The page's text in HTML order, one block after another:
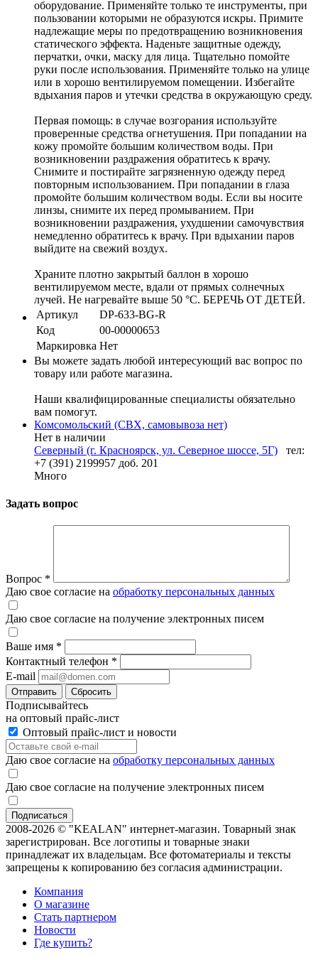
оборудование. Применяйте только те инструменты, при
пользовании которыми не образуются искры. Примите
надлежащие меры по предотвращению возникновения
статического эффекта. Наденьте защитные одежду,
перчатки, очки, маску для лица. Тщательно помойте
руки после использования. Применяйте только на улице
или в хорошо вентилируемом помещении. Избегайте
вдыхания паров и утечки средства в окружающую среду.
Первая помощь: в случае возгорания используйте
проверенные средства огнетушения. При попадании на
кожу промойте большим количеством воды. При
возникновении раздражения обратитесь к врачу.
Снимите и постирайте загрязненную одежду перед
повторным использованием. При попадании в глаза
промойте большим количеством воды. Если вы носите
линзы, снимите их перед промыванием. При
возникновении раздражения, ухудшении самочувствия
немедленно обратитесь к врачу. При вдыхании паров
выйдите на свежий воздух.
Храните плотно закрытый баллон в хорошо
вентилируемом месте, вдали от прямых солнечных
лучей. Не нагревайте выше 50 °C. БЕРЕЧЬ ОТ ДЕТЕЙ.
Артикул
DP-633-BG-R
Код
00-00000653
Маркировка Нет
Вы можете задать любой интересующий вас вопрос по
товару или работе магазина.
Наши квалифицированные специалисты обязательно
вам помогут.
Комсомольский (СВХ, самовывоза нет)
Нет в наличии
Северный (г. Красноярск, ул. Северное шоссе, 5Г)
тел:
+7 (391) 2199957 доб. 201
Много
Задать вопрос
Вопрос *
Даю свое согласие на обработку персональных данных
Даю свое согласие на получение электронных писем
Ваше имя *
Контактный телефон *
E-mail
Отправить Сбросить
Подписывайтесь
на оптовый прайс-лист
Оптовый прайс-лист и новости
Даю свое согласие на обработку персональных данных
Даю свое согласие на получение электронных писем
2008-2026 © "KEALAN" интернет-магазин. Товарный знак
зарегистрирован. Все логотипы и товарные знаки
принадлежат их владельцам. Все фотоматериалы и тексты
запрещены к копированию без согласия администрации.
Компания
О магазине
Стать партнером
Новости
Где купить?